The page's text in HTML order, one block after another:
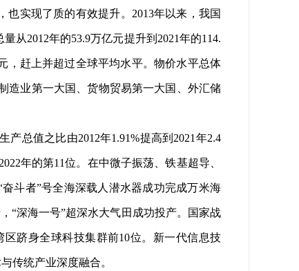
实现了质的有效提升。2013年以来，我国
从2012年的53.9万亿元提升到2021年的114.
，赶上并超过全球平均水平。物价水平总体
造业第一大国、货物贸易第一大国、外汇储
总值之比由2012年1.91%提高到2021年2.4
年的第11位。在中微子振荡、铁基超导、
斗者”号全海深载人潜水器成功完成万米海
“深海一号”超深水大气田成功投产。国家战
跻身全球科技集群前10位。新一代信息技
传统产业深度融合。